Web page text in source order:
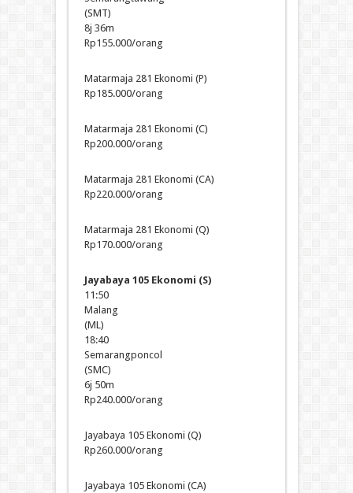
(SMT)
8j 36m
Rp155.000/orang
Matarmaja 281 Ekonomi (P)
Rp185.000/orang
Matarmaja 281 Ekonomi (C)
Rp200.000/orang
Matarmaja 281 Ekonomi (CA)
Rp220.000/orang
Matarmaja 281 Ekonomi (Q)
Rp170.000/orang
Jayabaya 105 Ekonomi (S)
11:50
Malang
(ML)
18:40
Semarangponcol
(SMC)
6j 50m
Rp240.000/orang
Jayabaya 105 Ekonomi (Q)
Rp260.000/orang
Jayabaya 105 Ekonomi (CA)